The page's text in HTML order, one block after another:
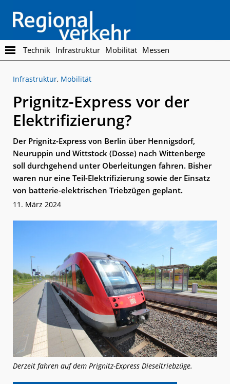
main
content
footer
Regionalverkehr
Die
Fachzeitschrift
den
Personennahverkehr
Technik Infrastruktur Mobilität Messen
Infrastruktur, Mobilität
Prignitz-Express vor der
Elektrifizierung?
Der Prignitz-Express von Berlin über Hennigsdorf,
Neuruppin und Wittstock (Dosse) nach Wittenberge
soll durchgehend unter Oberleitungen fahren. Bisher
waren nur eine Teil-Elektrifizierung sowie der Einsatz
von batterie-elektrischen Triebzügen geplant.
11. März 2024
Derzeit fahren auf dem Prignitz-Express Dieseltriebzüge.